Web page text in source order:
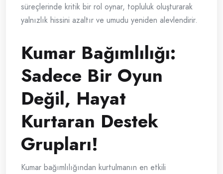
süreçlerinde kritik bir rol oynar, topluluk oluşturarak
yalnızlık hissini azaltır ve umudu yeniden alevlendirir.
Kumar Bağımlılığı:
Sadece Bir Oyun
Değil, Hayat
Kurtaran Destek
Grupları!
Kumar bağımlılığından kurtulmanın en etkili